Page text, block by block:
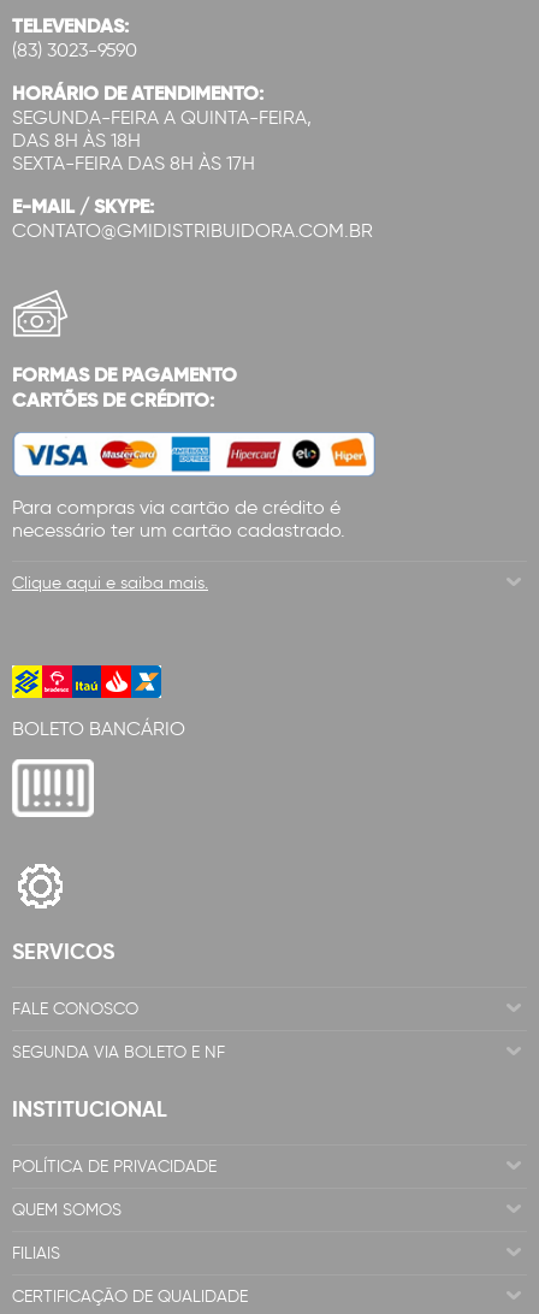
TELEVENDAS:
(83) 3023-9590
HORÁRIO DE ATENDIMENTO:
SEGUNDA-FEIRA A QUINTA-FEIRA,
DAS 8H ÀS 18H
SEXTA-FEIRA DAS 8H ÀS 17H
E-MAIL / SKYPE:
CONTATO@GMIDISTRIBUIDORA.COM.BR
FORMAS DE PAGAMENTO
CARTÕES DE CRÉDITO:
Para compras via cartão de crédito é
necessário ter um cartão cadastrado.
Clique aqui e saiba mais.
BOLETO BANCÁRIO
SERVICOS
FALE CONOSCO
SEGUNDA VIA BOLETO E NF
INSTITUCIONAL
POLÍTICA DE PRIVACIDADE
QUEM SOMOS
FILIAIS
CERTIFICAÇÃO DE QUALIDADE